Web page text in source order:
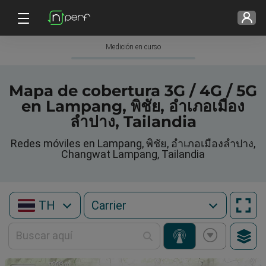
Medición en curso
Mapa de cobertura 3G / 4G / 5G
en Lampang, พิชัย, อำเภอเมือง
ลำปาง, Tailandia
Redes móviles en Lampang, พิชัย, อำเภอเมืองลำปาง,
Changwat Lampang, Tailandia
TH